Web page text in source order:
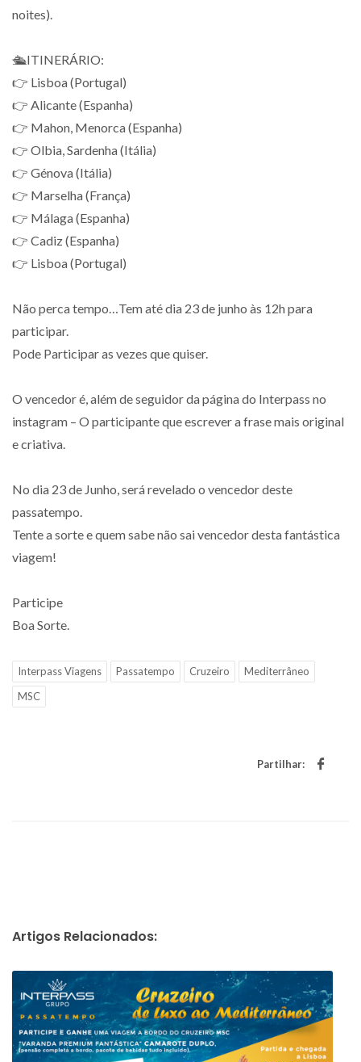
noites).
🛳️ITINERÁRIO:
👉 Lisboa (Portugal)
👉 Alicante (Espanha)
👉 Mahon, Menorca (Espanha)
👉 Olbia, Sardenha (Itália)
👉 Génova (Itália)
👉 Marselha (França)
👉 Málaga (Espanha)
👉 Cadiz (Espanha)
👉 Lisboa (Portugal)
Não perca tempo…Tem até dia 23 de junho às 12h para
participar.
Pode Participar as vezes que quiser.
O vencedor é, além de seguidor da página do Interpass no
instagram – O participante que escrever a frase mais original
e criativa.
No dia 23 de Junho, será revelado o vencedor deste
passatempo.
Tente a sorte e quem sabe não sai vencedor desta fantástica
viagem!
Participe
Boa Sorte.
Interpass Viagens Passatempo Cruzeiro
Mediterrâneo
MSC
Partilhar:
Artigos Relacionados: